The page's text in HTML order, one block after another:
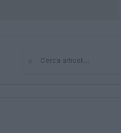
⌕Cerca